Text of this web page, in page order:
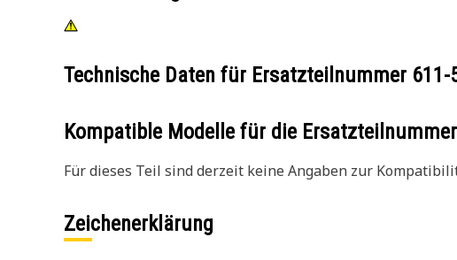
Technische Daten für Ersatzteilnummer 611-
Kompatible Modelle für die Ersatzteilnummer
Für dieses Teil sind derzeit keine Angaben zur
Zeichenerklärung